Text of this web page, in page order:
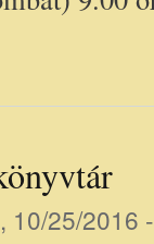
10/25/2016